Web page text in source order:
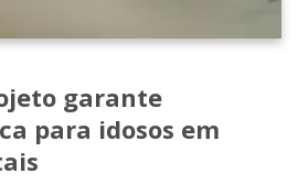
garante
para idosos em